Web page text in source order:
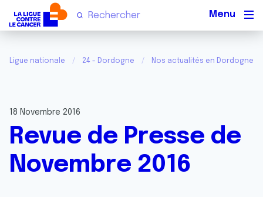
Ligue nationale 24 - Dordogne Nos actualités en Dordogne
18 Novembre 2016
Revue de Presse de
Novembre 2016